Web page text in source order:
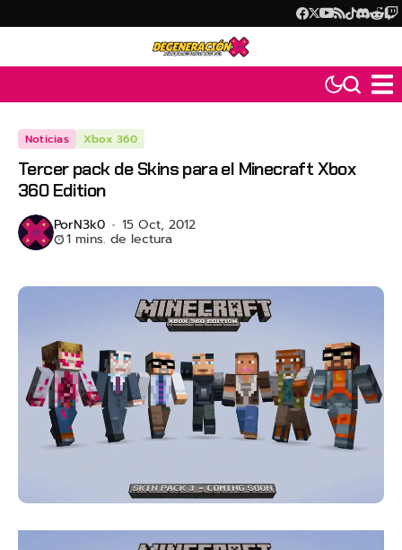
Noticias Xbox 360
Tercer pack de Skins para el Minecraft Xbox
360 Edition
PorN3k0 15 Oct, 2012
1 mins. de lectura